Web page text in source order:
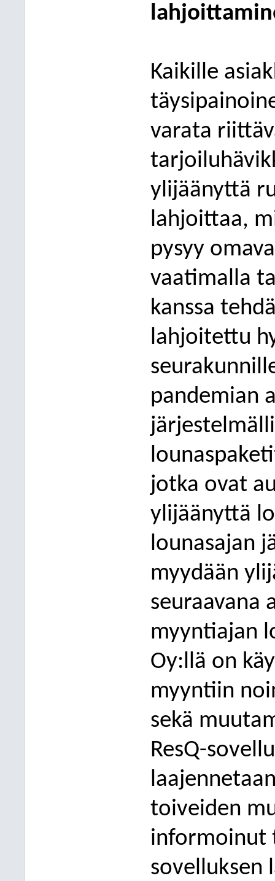
Kaikille
varata
ylijäänyttä
lahjoittaa,
pysyy
vaatimalla
kanssa
lahjoitettu
pandemian
jotka ovat
ylijäänyttä
lounasajan
myydään
seuraavana
myyntiajan
Oy:llä on
myyntiin
sekä
ResQ-
toiveiden
informoinut
sovelluksen